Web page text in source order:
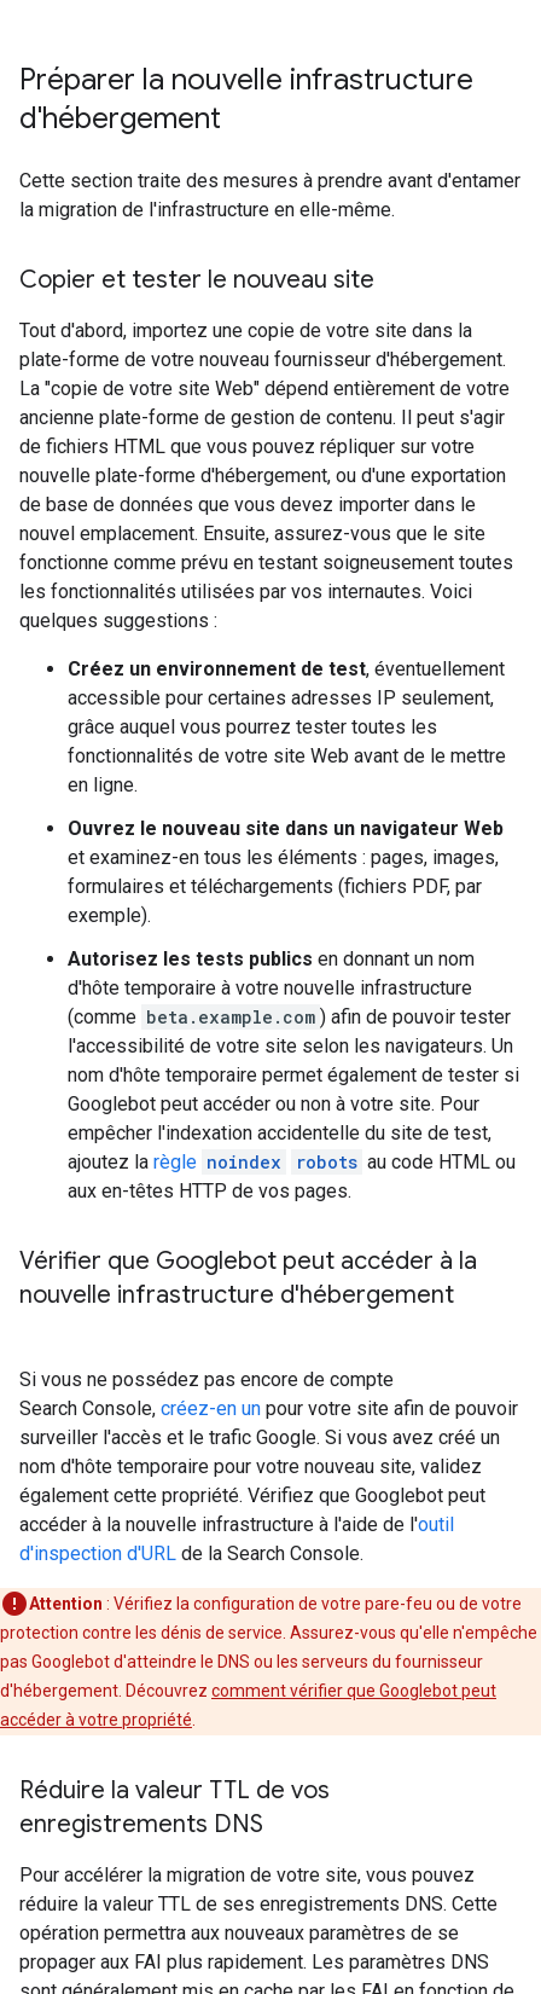
Préparer la nouvelle infrastructure
d'hébergement
Cette section traite des mesures à prendre avant d'entamer
la migration de l'infrastructure en elle-même.
Copier et tester le nouveau site
Tout d'abord, importez une copie de votre site dans la
plate-forme de votre nouveau fournisseur d'hébergement.
La "copie de votre site Web" dépend entièrement de votre
ancienne plate-forme de gestion de contenu. Il peut s'agir
de fichiers HTML que vous pouvez répliquer sur votre
nouvelle plate-forme d'hébergement, ou d'une exportation
de base de données que vous devez importer dans le
nouvel emplacement. Ensuite, assurez-vous que le site
fonctionne comme prévu en testant soigneusement toutes
les fonctionnalités utilisées par vos internautes. Voici
quelques suggestions :
Créez un environnement de test, éventuellement
accessible pour certaines adresses IP seulement,
grâce auquel vous pourrez tester toutes les
fonctionnalités de votre site Web avant de le mettre
en ligne.
Ouvrez le nouveau site dans un navigateur Web
et examinez-en tous les éléments : pages, images,
formulaires et téléchargements (fichiers PDF, par
exemple).
Autorisez les tests publics en donnant un nom
d'hôte temporaire à votre nouvelle infrastructure
(comme beta.example.com ) afin de pouvoir tester
l'accessibilité de votre site selon les navigateurs. Un
nom d'hôte temporaire permet également de tester si
Googlebot peut accéder ou non à votre site. Pour
empêcher l'indexation accidentelle du site de test,
ajoutez la règle noindex robots au code HTML ou
aux en-têtes HTTP de vos pages.
Vérifier que Googlebot peut accéder à la
nouvelle infrastructure d'hébergement
Si vous ne possédez pas encore de compte
Search Console, créez-en un pour votre site afin de pouvoir
surveiller l'accès et le trafic Google. Si vous avez créé un
nom d'hôte temporaire pour votre nouveau site, validez
également cette propriété. Vérifiez que Googlebot peut
accéder à la nouvelle infrastructure à l'aide de l'outil
d'inspection d'URL de la Search Console.
Attention : Vérifiez la configuration de votre pare-feu ou de votre
protection contre les dénis de service. Assurez-vous qu'elle n'empêche
pas Googlebot d'atteindre le DNS ou les serveurs du fournisseur
d'hébergement. Découvrez comment vérifier que Googlebot peut
accéder à votre propriété
Réduire la valeur TTL de vos
enregistrements DNS
Pour accélérer la migration de votre site, vous pouvez
réduire la valeur TTL de ses enregistrements DNS. Cette
opération permettra aux nouveaux paramètres de se
propager aux FAI plus rapidement. Les paramètres DNS